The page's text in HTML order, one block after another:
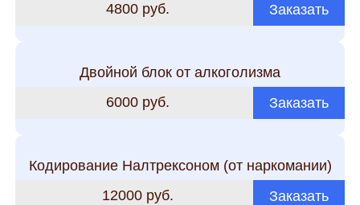
4800 руб. Заказать
Двойной блок от алкоголизма
6000 руб.
Заказать
Кодирование Налтрексоном (от наркомании)
12000 руб.
Заказать